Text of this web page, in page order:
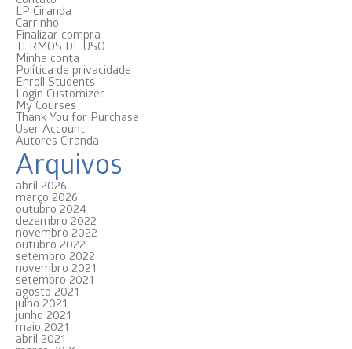
LP Ciranda
Carrinho
Finalizar compra
TERMOS DE USO
Minha conta
Política de privacidade
Enroll Students
Login Customizer
My Courses
Thank You for Purchase
User Account
Autores Ciranda
Arquivos
abril 2026
março 2026
outubro 2024
dezembro 2022
novembro 2022
outubro 2022
setembro 2022
novembro 2021
setembro 2021
agosto 2021
julho 2021
junho 2021
maio 2021
abril 2021